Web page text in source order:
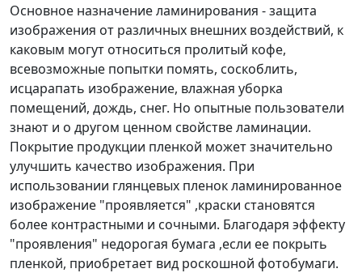
Основное назначение ламинирования - защита
изображения от различных внешних воздействий, к
каковым могут относиться пролитый кофе,
всевозможные попытки помять, соскоблить,
исцарапать изображение, влажная уборка
помещений, дождь, снег. Но опытные пользователи
знают и о другом ценном свойстве ламинации.
Покрытие продукции пленкой может значительно
улучшить качество изображения. При
использовании глянцевых пленок ламинированное
изображение "проявляется" ,краски становятся
более контрастными и сочными. Благодаря эффекту
"проявления" недорогая бумага ,если ее покрыть
пленкой, приобретает вид роскошной фотобумаги.